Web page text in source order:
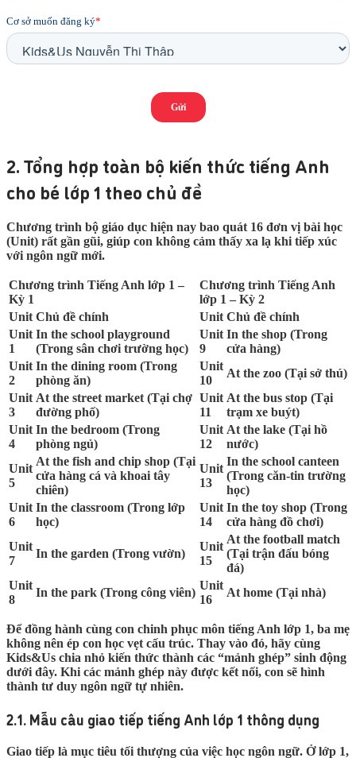
2. Tổng hợp toàn bộ kiến thức tiếng Anh
cho bé lớp 1 theo chủ đề
Chương trình bộ giáo dục hiện nay bao quát 16 đơn vị bài học
(Unit) rất gần gũi, giúp con không cảm thấy xa lạ khi tiếp xúc
với ngôn ngữ mới.
Chương trình Tiếng Anh lớp 1 –
Kỳ 1
Chương trình Tiếng Anh
lớp 1 – Kỳ 2
Unit Chủ đề chính Unit Chủ đề chính
Unit
1
In the school playground
(Trong sân chơi trường học)
Unit
9
In the shop (Trong
cửa hàng)
Unit
2
In the dining room (Trong
phòng ăn)
Unit
10
At the zoo (Tại sở thú)
Unit
3
At the street market (Tại chợ
đường phố)
Unit
11
At the bus stop (Tại
trạm xe buýt)
Unit
4
In the bedroom (Trong
phòng ngủ)
Unit
12
At the lake (Tại hồ
nước)
Unit
5
At the fish and chip shop (Tại
cửa hàng cá và khoai tây
chiên)
Unit
13
In the school canteen
(Trong căn-tin trường
học)
Unit
6
In the classroom (Trong lớp
học)
Unit
14
In the toy shop (Trong
cửa hàng đồ chơi)
Unit
7
In the garden (Trong vườn)
Unit
15
At the football match
(Tại trận đấu bóng
đá)
Unit
8
In the park (Trong công viên)
Unit
16
At home (Tại nhà)
Để đồng hành cùng con chinh phục môn tiếng Anh lớp 1, ba mẹ
không nên ép con học vẹt cấu trúc. Thay vào đó, hãy cùng
Kids&Us chia nhỏ kiến thức thành các “mảnh ghép” sinh động
dưới đây. Khi các mảnh ghép này được kết nối, con sẽ hình
thành tư duy ngôn ngữ tự nhiên.
2.1. Mẫu câu giao tiếp tiếng Anh lớp 1 thông dụng
Giao tiếp là mục tiêu tối thượng của việc học ngôn ngữ. Ở lớp 1,